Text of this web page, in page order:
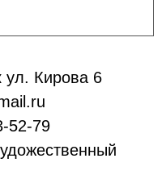
ул. Кирова 6
52-79